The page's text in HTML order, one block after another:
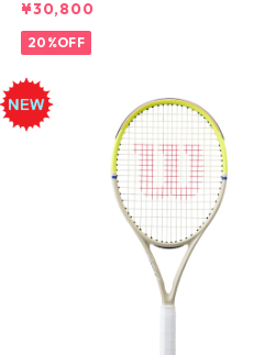
¥30,800
20%OFF